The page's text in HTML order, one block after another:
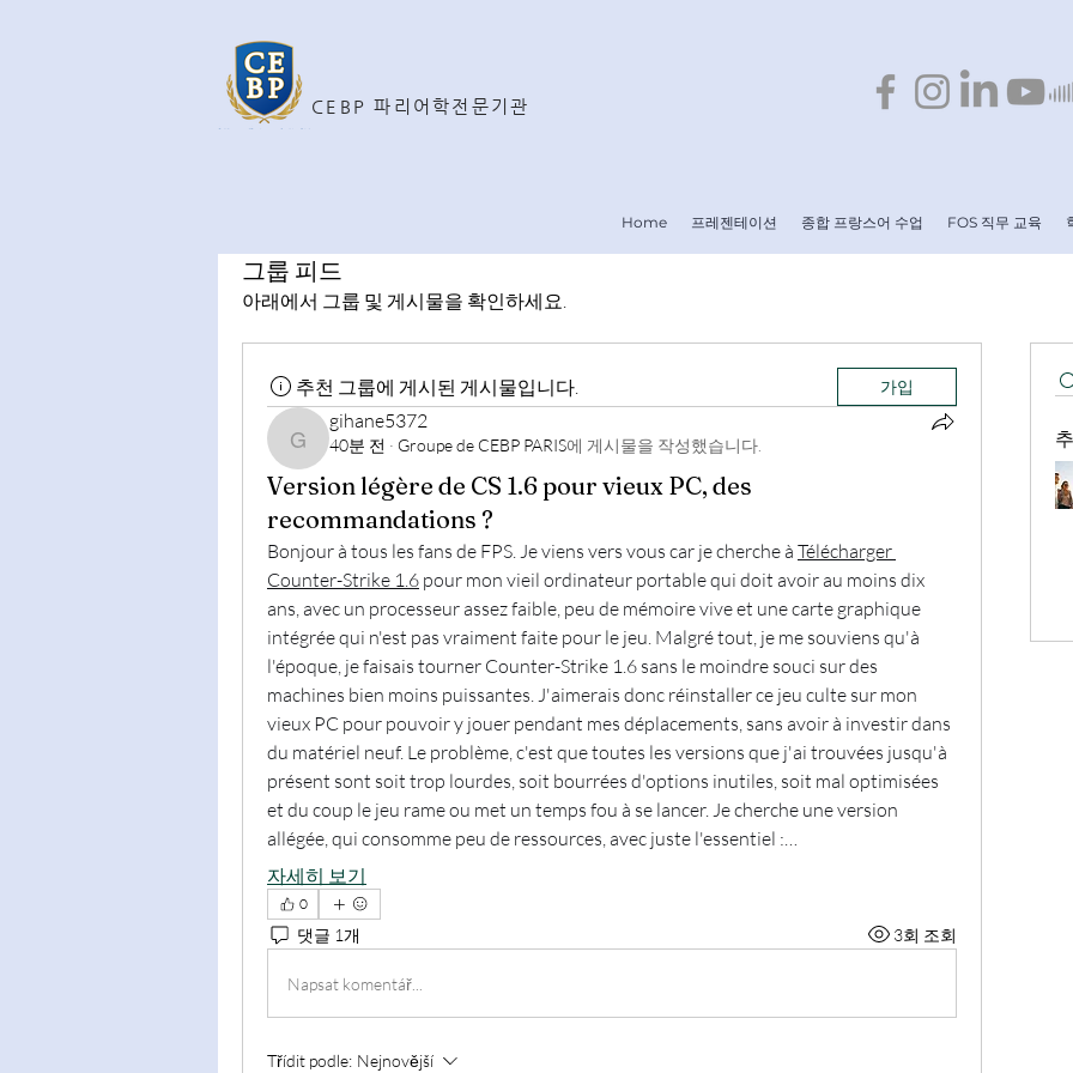
CEBP 파리어학전문기관
Home 프레젠테이션 종합 프랑스어 수업 FOS 직무 교육
그룹 피드
아래에서 그룹 및 게시물을 확인하세요.
추천 그룹에 게시된 게시물입니다. 가입
gihane5372
gihane5372
40분 전 · Groupe de CEBP PARIS에 게시물을 작성했습니다.
Version légère de CS 1.6 pour vieux PC, des
recommandations ?
Bonjour à tous les fans de FPS. Je viens vers vous car je cherche à Télécharger
Counter-Strike 1.6 pour mon vieil ordinateur portable qui doit avoir au moins dix
ans, avec un processeur assez faible, peu de mémoire vive et une carte graphique
intégrée qui n'est pas vraiment faite pour le jeu. Malgré tout, je me souviens qu'à
l'époque, je faisais tourner Counter-Strike 1.6 sans le moindre souci sur des
machines bien moins puissantes. J'aimerais donc réinstaller ce jeu culte sur mon
vieux PC pour pouvoir y jouer pendant mes déplacements, sans avoir à investir dans
du matériel neuf. Le problème, c'est que toutes les versions que j'ai trouvées jusqu'à
présent sont soit trop lourdes, soit bourrées d'options inutiles, soit mal optimisées
et du coup le jeu rame ou met un temps fou à se lancer. Je cherche une version
allégée, qui consomme peu de ressources, avec juste l'essentiel :…
자세히 보기
0
댓글 1개 3회 조회
Napsat komentář...
Třídit podle: Nejnovější